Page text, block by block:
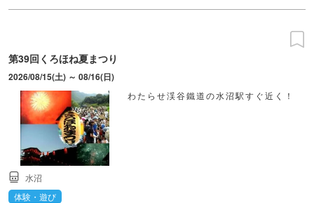
第39回くろほね夏まつり
2026/08/15(土) ～ 08/16(日)
わたらせ渓谷鐵道の水沼駅すぐ近く！
水沼
体験・遊び